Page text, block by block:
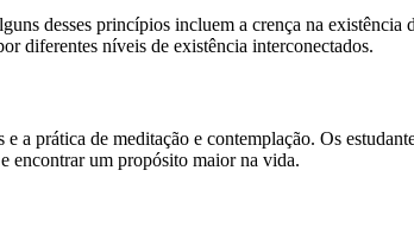
desses princípios incluem a crença na
diferentes níveis de existência interconectados.
a prática de meditação e contemplação. Os
encontrar um propósito maior na vida.